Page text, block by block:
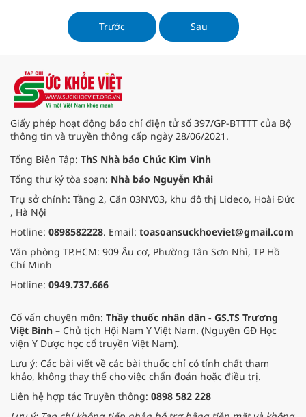
16/6/2025, phường Tích Lương
đang từng bước khẳng định diện
mạo mới của một đô thị trẻ, năng
Trước Sau
Giấy phép hoạt động báo chí điện tử số 397/GP-BTTTT của Bộ
thông tin và truyền thông cấp ngày 28/06/2021.
Tổng Biên Tập: ThS Nhà báo Chúc Kim Vinh
Tổng thư ký tòa soạn: Nhà báo Nguyễn Khải
Trụ sở chính: Tầng 2, Căn 03NV03, khu đô thị Lideco, Hoài Đức
, Hà Nội
Hotline: 0898582228. Email: toasoansuckhoeviet@gmail.com
Văn phòng TP.HCM: 909 Âu cơ, Phường Tân Sơn Nhì, TP Hồ
Chí Minh
Hotline: 0949.737.666
Cố vấn chuyên môn: Thầy thuốc nhân dân - GS.TS Trương
Việt Bình – Chủ tịch Hội Nam Y Việt Nam. (Nguyên GĐ Học
viện Y Dược học cổ truyền Việt Nam).
Lưu ý: Các bài viết về các bài thuốc chỉ có tính chất tham
khảo, không thay thế cho việc chẩn đoán hoặc điều trị.
Liên hệ hợp tác Truyền thông: 0898 582 228